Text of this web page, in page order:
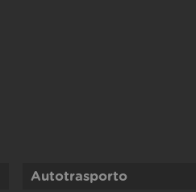
Autotrasporto